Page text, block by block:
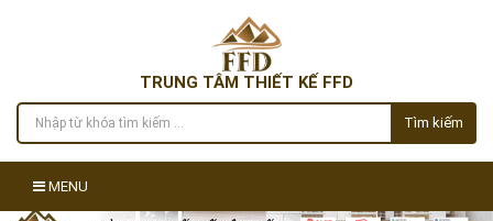
TRUNG TÂM THIẾT KẾ FFD
Tìm kiếm
MENU